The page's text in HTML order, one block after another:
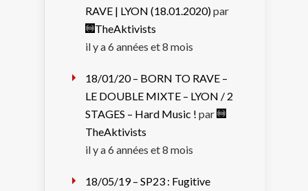
RAVE | LYON (18.01.2020)par
TheAktivists
il y a 6 années et 8 mois
18/01/20 – BORN TO RAVE –
LE DOUBLE MIXTE – LYON / 2
STAGES – Hard Music ! par
TheAktivists
il y a 6 années et 8 mois
18/05/19 – SP23 : Fugitive